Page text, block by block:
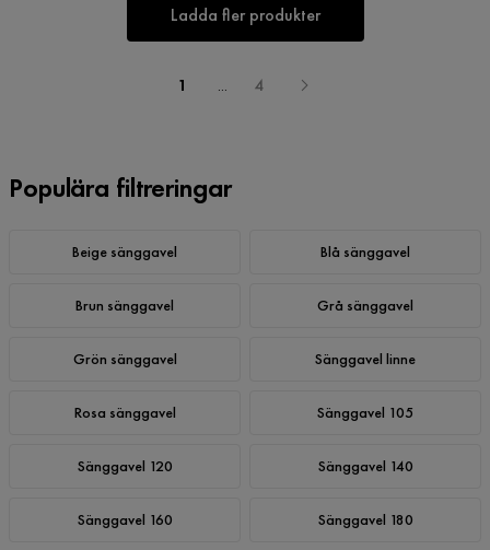
Ladda fler produkter
1 ... 4
Populära filtreringar
Beige sänggavel Blå sänggavel
Brun sänggavel Grå sänggavel
Grön sänggavel Sänggavel linne
Rosa sänggavel Sänggavel 105
Sänggavel 120 Sänggavel 140
Sänggavel 160 Sänggavel 180